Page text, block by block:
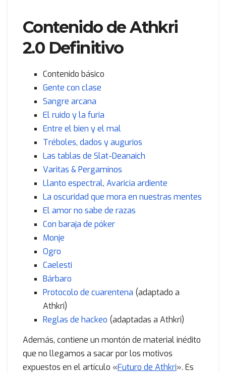
Contenido de Athkri
2.0 Definitivo
Contenido básico
Gente con clase
Sangre arcana
El ruido y la furia
Entre el bien y el mal
Tréboles, dados y augurios
Las tablas de Slat-Deanaich
Varitas & Pergaminos
Llanto espectral, Avaricia ardiente
La oscuridad que mora en nuestras mentes
El amor no sabe de razas
Con baraja de póker
Monje
Ogro
Caelesti
Bárbaro
Protocolo de cuarentena (adaptado a
Athkri)
Reglas de hackeo (adaptadas a Athkri)
Además, contiene un montón de material inédito
que no llegamos a sacar por los motivos
expuestos en el artículo «Futuro de Athkri». Es